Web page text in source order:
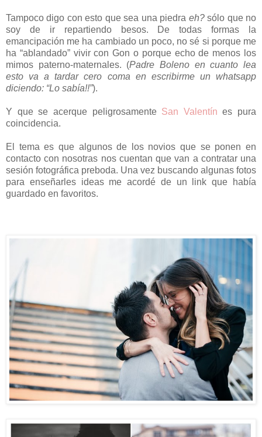
Tampoco digo con esto que sea una piedra eh?sólo que no
soy de ir repartiendo besos. De todas formas la
emancipación me ha cambiado un poco, no sé si porque me
ha “ablandado” vivir con Gon o porque echo de menos los
mimos paterno-maternales. (Padre Boleno en cuanto lea
esto va a tardar cero coma en escribirme un whatsapp
diciendo: “Lo sabía!!”).
Y que se acerque peligrosamente San Valentín es pura
coincidencia.
El tema es que algunos de los novios que se ponen en
contacto con nosotras nos cuentan que van a contratar una
sesión fotográfica preboda. Una vez buscando algunas fotos
para enseñarles ideas me acordé de un link que había
guardado en favoritos.